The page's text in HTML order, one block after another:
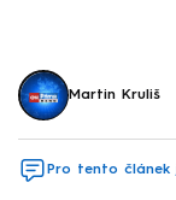
Martin Kruliš
Pro tento článek